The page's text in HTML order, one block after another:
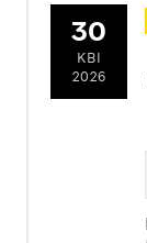
30
КВІ
2026